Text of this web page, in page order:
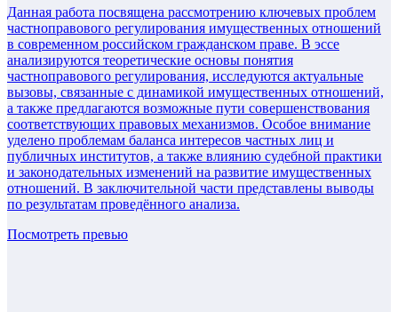
Данная работа посвящена рассмотрению ключевых проблем
частноправового регулирования имущественных отношений
в современном российском гражданском праве. В эссе
анализируются теоретические основы понятия
частноправового регулирования, исследуются актуальные
вызовы, связанные с динамикой имущественных отношений,
а также предлагаются возможные пути совершенствования
соответствующих правовых механизмов. Особое внимание
уделено проблемам баланса интересов частных лиц и
публичных институтов, а также влиянию судебной практики
и законодательных изменений на развитие имущественных
отношений. В заключительной части представлены выводы
по результатам проведённого анализа.
Посмотреть превью